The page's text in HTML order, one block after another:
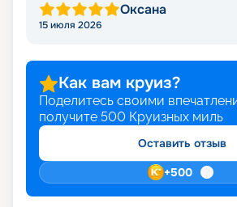
Оксана
15 июля 2026
Как вам круиз?
Поделитесь своими
получите 500 Круизных миль
Оставить отзыв
+500